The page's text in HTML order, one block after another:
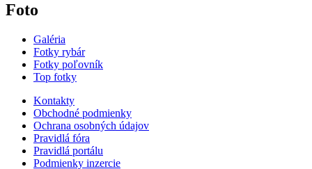
Foto
Galéria
Fotky rybár
Fotky poľovník
Top fotky
Kontakty
Obchodné podmienky
Ochrana osobných údajov
Pravidlá fóra
Pravidlá portálu
Podmienky inzercie